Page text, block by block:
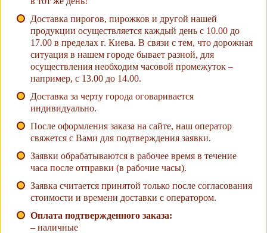
Доставка пирогов, пирожков и другой нашей
продукции осуществляется каждый день с 10.00 до
17.00 в пределах г. Киева. В связи с тем, что дорожная
ситуация в нашем городе бывает разной, для
осуществления необходим часовой промежуток –
например, с 13.00 до 14.00.
Доставка за черту города оговаривается
индивидуально.
После оформления заказа на сайте, наш оператор
свяжется с Вами для подтверждения заявки.
Заявки обрабатываются в рабочее время в течение
часа после отправки (в рабочие часы).
Заявка считается принятой только после согласования
стоимости и времени доставки с оператором.
Оплата подтвержденного заказа:
– наличные